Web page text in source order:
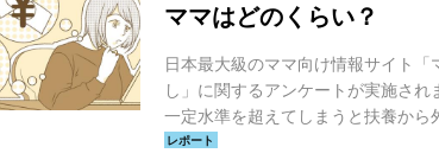
ママはどのくらい？
日本最大級のママ向け情報サイト
し」に関するアンケートが実施さ
一定水準を超えてしまうと扶養から
きます。基準を超えて年収を増やそ